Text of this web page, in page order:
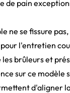
de pain
ne se fissure
l'entretien
brûleurs et
sur ce
d'aligner